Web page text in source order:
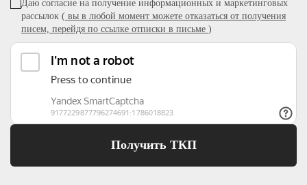
Даю согласие на получение информационных и маркетинговых
рассылок ( вы в любой момент можете отказаться от получения
писем, перейдя по ссылке отписки в письме )
Получить ТКП